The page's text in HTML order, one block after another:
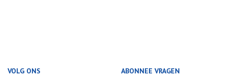
VOLG ONS ABONNEE VRAGEN